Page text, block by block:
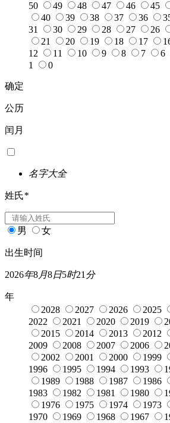
50
49 48 47 46 45
40
39 38 37 36
31
30 29 28 27 26
21
20 19 18 17
12
11 10 9 8 7 6
1
0
确定
公历
闰月
名字大全
姓氏*
男 女
出生时间
2026年8月8日5时21 分
年
2028
2027 2026 2025
2022
2021 2020 2019
2015
2014 2013 2012
2009
2008 2007 2006
2002
2001 2000 1999
1996
1995 1994 1993
1989
1988 1987 1986
1983
1982 1981 1980
1976
1975 1974 1973
1970
1969 1968 1967